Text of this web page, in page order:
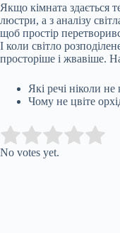
Якщо кімната здається
люстри, а з аналізу
щоб простір
І коли світло
просторіше і жвавіше.
Які речі ніколи
Чому не цвіте
Rate this item:
No votes yet.